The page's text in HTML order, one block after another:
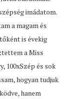
imádatom.
a magam és
is évekig
a Miss
100xSzép és sok
hogyan tudjuk
hanem